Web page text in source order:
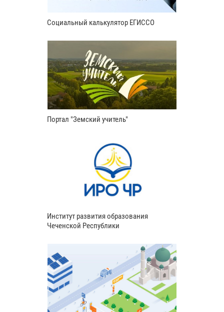
Социальный калькулятор ЕГИССО
Портал "Земский учитель"
Институт развития образования
Чеченской Республики